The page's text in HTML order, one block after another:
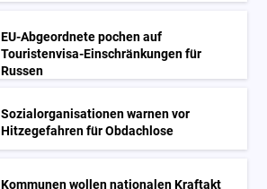
EU-Abgeordnete pochen auf
Touristenvisa-Einschränkungen für
Russen
Sozialorganisationen warnen vor
Hitzegefahren für Obdachlose
Kommunen wollen nationalen Kraftakt